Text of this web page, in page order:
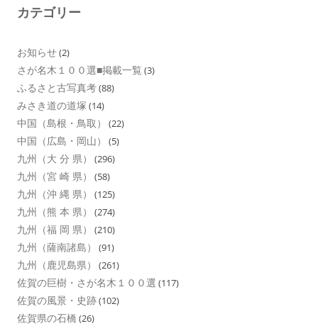
カテゴリー
お知らせ(2)
さが名木１００選■掲載一覧 (3)
ふるさと古写真考(88)
みさき道の道塚 (14)
中国（島根・鳥取） (22)
中国（広島・岡山） (5)
九州（大 分 県） (296)
九州（宮 崎 県） (58)
九州（沖 縄 県） (125)
九州（熊 本 県） (274)
九州（福 岡 県） (210)
九州（薩南諸島） (91)
九州（鹿児島県） (261)
佐賀の巨樹・さが名木１００選 (117)
佐賀の風景・史跡(102)
佐賀県の石橋 (26)